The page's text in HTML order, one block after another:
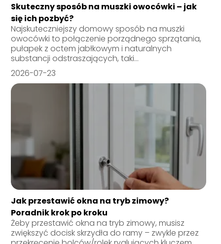
Skuteczny sposób na muszki owocówki – jak
się ich pozbyć?
Najskuteczniejszy domowy sposób na muszki
owocówki to połączenie porządnego sprzątania,
pułapek z octem jabłkowym i naturalnych
substancji odstraszających, taki...
2026-07-23
Jak przestawić okna na tryb zimowy?
Poradnik krok po kroku
Żeby przestawić okna na tryb zimowy, musisz
zwiększyć docisk skrzydła do ramy – zwykle przez